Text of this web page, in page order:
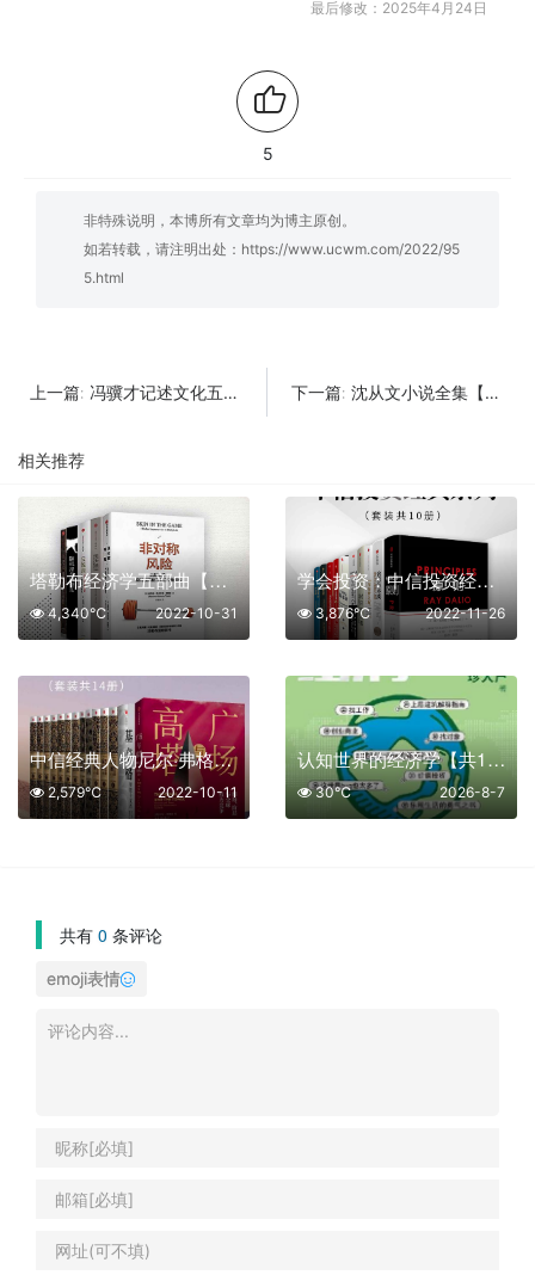
最后修改：2025年4月24日
5
非特殊说明，本博所有文章均为博主原创。
如若转载，请注明出处： https://www.ucwm.com/2022/95
5.html
上一篇: 冯骥才记述文化五十年【共4册】【epub格式】【24.3MB】【编号：856209】 下一篇: 沈从文小说全集【共12册】【epub格式】【5.6MB】【编号：302011】
相关推荐
塔勒布经济学五部曲【共5册】【epub格式】【3.9MB】【编号：800777】
2022-10-31
4,340℃
学会投资：中信投资经典系列套装【共10册】【epub格式】【99MB】【编号：193911】
2022-11-26
3,876℃
中信经典人物尼尔·弗格森系列【共14册】【epub格式】【24.3MB】【编号：636685】
2022-10-11
2,579℃
认知世界的经济学【共1册】【epub格式】【3.7MB】【编号：651691】
2026-8-7
30℃
共有 0 条评论
emoji表情